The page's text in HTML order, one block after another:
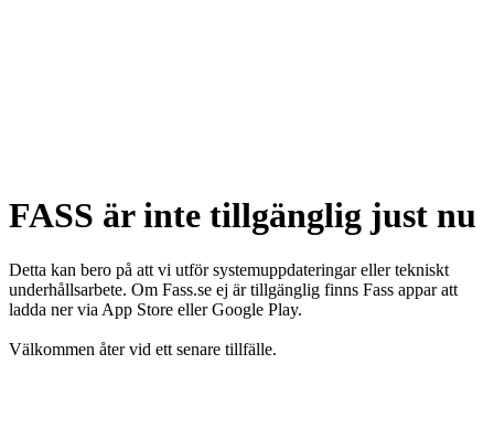
FASS är inte tillgänglig just nu
Detta kan bero på att vi utför systemuppdateringar eller tekniskt
underhållsarbete. Om Fass.se ej är tillgänglig finns Fass appar att
ladda ner via App Store eller Google Play.
Välkommen åter vid ett senare tillfälle.